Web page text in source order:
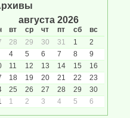
августа 2026
вт ср чт пт сб
вс
28 29 30 31 1
2
4 5 6 7 8
9
11 12 13 14 15
16
18 19 20 21 22
23
25 26 27 28 29
30
1 2 3 4 5 6